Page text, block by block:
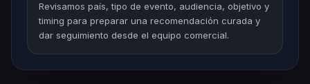
Revisamos país, tipo de evento, audiencia, objetivo y
timing para preparar una recomendación curada y
dar seguimiento desde el equipo comercial.